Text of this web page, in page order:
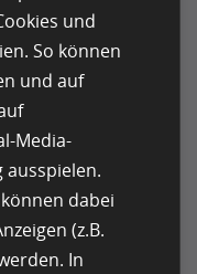
für einen guten
zu
und
So können
und auf
Media-
ausspielen.
dabei
(z.B.
In